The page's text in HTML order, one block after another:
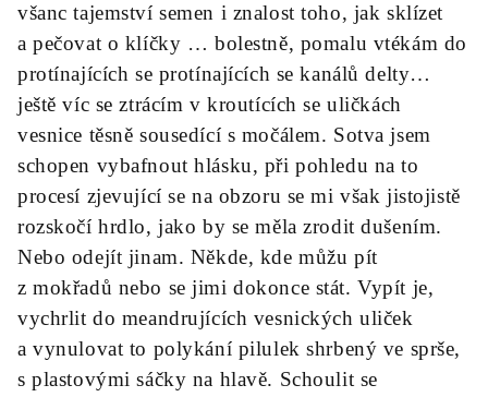
všanc tajemství semen i znalost toho, jak sklízet
a pečovat o klíčky … bolestně, pomalu vtékám do
protínajících se protínajících se kanálů delty…
ještě víc se ztrácím vkroutících se uličkách
vesnice těsně sousedící s močálem. Sotva jsem
schopen vybafnout hlásku, při pohledu na to
procesí zjevující se na obzoru se mi však jistojistě
rozskočí hrdlo, jako by se měla zrodit dušením.
Nebo odejít jinam. Někde, kde můžu pít
z mokřadů nebo se jimi dokonce stát. Vypít je,
vychrlit do meandrujících vesnických uliček
avynulovat to polykání pilulek shrbený ve sprše,
s plastovými sáčky na hlavě. Schoulit se